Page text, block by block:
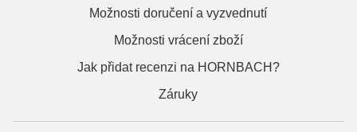
Možnosti doručení a vyzvednutí
Možnosti vrácení zboží
Jak přidat recenzi na HORNBACH?
Záruky